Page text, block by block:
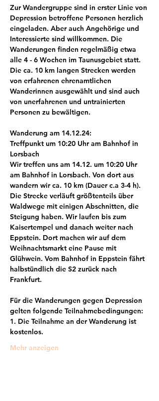
Zur Wandergruppe sind in erster Linie von
Depression betroffene Personen herzlich
eingeladen. Aber auch Angehörige und
Interessierte sind willkommen. Die
Wanderungen finden regelmäßig etwa
alle 4 - 6 Wochen im Taunusgebiet statt.
Die ca. 10 km langen Strecken werden
von erfahrenen ehrenamtlichen
Wanderinnen ausgewählt und sind auch
von unerfahrenen und untrainierten
Personen zu bewältigen.
Wanderung am 14.12.24:
Treffpunkt um 10:20 Uhr am Bahnhof in
Lorsbach
Wir treffen uns am 14.12. um 10:20 Uhr
am Bahnhof in Lorsbach. Von dort aus
wandern wir ca. 10 km (Dauer c.a 3-4 h).
Die Strecke verläuft größtenteils über
Waldwege mit einigen Abschnitten, die
Steigung haben. Wir laufen bis zum
Kaisertempel und danach weiter nach
Eppstein. Dort machen wir auf dem
Weihnachtsmarkt eine Pause mit
Glühwein. Vom Bahnhof in Eppstein fährt
halbstündlich die S2 zurück nach
Frankfurt.
Für die Wanderungen gegen Depression
gelten folgende Teilnahmebedingungen:
1. Die Teilnahme an der Wanderung ist
kostenlos.
Mehr anzeigen